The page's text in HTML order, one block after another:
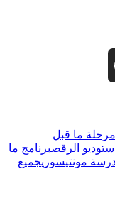
مرحلة ما قبل
استوديو الرقصبرنامج ما
مونتيسوريجميع